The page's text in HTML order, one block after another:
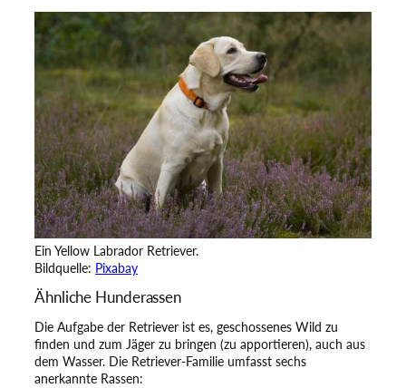
Ein Yellow Labrador Retriever.
Bildquelle: Pixabay
Ähnliche Hunderassen
Die Aufgabe der Retriever ist es, geschossenes Wild zu
finden und zum Jäger zu bringen (zu apportieren), auch aus
dem Wasser. Die Retriever-Familie umfasst sechs
anerkannte Rassen: